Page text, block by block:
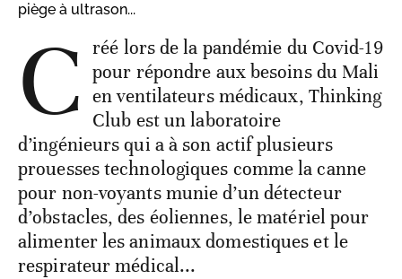
piège à ultrason...
C réé lors de la pandémie du Covid-19
pour répondre aux besoins du Mali
en ventilateurs médicaux, Thinking
Club est un laboratoire
d’ingénieurs qui a à son actif plusieurs
prouesses technologiques comme la canne
pour non-voyants munie d’un détecteur
d’obstacles, des éoliennes, le matériel pour
alimenter les animaux domestiques et le
respirateur médical...